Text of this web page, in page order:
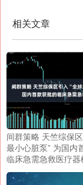
相关文章
间群策略 天竺综保
最小心脏泵” 为国内
临床急需急救医疗器